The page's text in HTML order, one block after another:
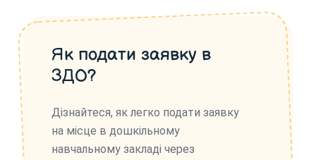
Як подати заявку в
ЗДО?
Дізнайтеся, як легко подати заявку
на місце в дошкільному
навчальному закладі через